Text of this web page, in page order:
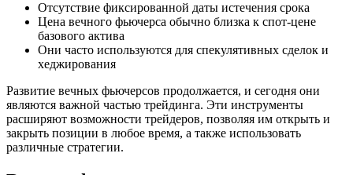
Отсутствие фиксированной даты истечения срока
Цена вечного фьючерса обычно близка к спот-цене
базового актива
Они часто используются для спекулятивных сделок и
хеджирования
Развитие вечных фьючерсов продолжается, и сегодня они
являются важной частью трейдинга. Эти инструменты
расширяют возможности трейдеров, позволяя им открыть и
закрыть позиции в любое время, а также использовать
различные стратегии.